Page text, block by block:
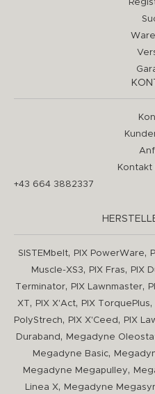
Kontakt
+43 664 3882337
SISTEMbelt, PIX PowerWare,
Muscle-XS3, PIX Fras, PIX
Terminator, PIX Lawnmaster,
XT, PIX X'Act, PIX TorquePlus,
PolyStrech, PIX X'Ceed , PIX
Duraband , Megadyne
Megadyne Basic,
Megadyne Megapulley,
Linea X, Megadyne